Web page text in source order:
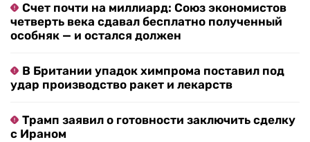
Счет почти на миллиард: Союз экономистов
четверть века сдавал бесплатно полученный
особняк — и остался должен
В Британии упадок химпрома поставил под
удар производство ракет и лекарств
Трамп заявил о готовности заключить сделку
с Ираном